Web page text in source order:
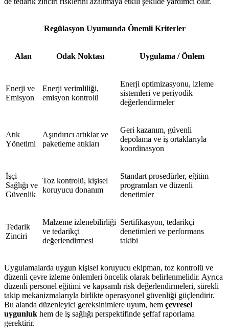
Regülasyon Uyumunda Önemli Kriterler
Alan Odak Noktası Uygulama / Önlem
Enerji ve
Emisyon
Enerji verimliliği,
emisyon kontrolü
Enerji optimizasyonu, izleme
sistemleri ve periyodik
değerlendirmeler
Atık
Yönetimi
Aşındırıcı artıklar ve
paketleme atıkları
Geri kazanım, güvenli
depolama ve iş ortaklarıyla
koordinasyon
İşçi
Sağlığı ve
Güvenlik
Toz kontrolü, kişisel
koruyucu donanım
Standart prosedürler, eğitim
programları ve düzenli
denetimler
Tedarik
Zinciri
Malzeme izlenebilirliği
ve tedarikçi
değerlendirmesi
Sertifikasyon, tedarikçi
denetimleri ve performans
takibi
Uygulamalarda uygun kişisel koruyucu ekipman, toz kontrolü ve
düzenli çevre izleme önlemleri öncelik olarak belirlenmelidir. Ayrıca
düzenli personel eğitimi ve kapsamlı risk değerlendirmeleri, sürekli
takip mekanizmalarıyla birlikte operasyonel güvenliği güçlendirir.
Bu alanda düzenleyici gereksinimlere uyum, hem çevresel
uygunluk hem de iş sağlığı perspektifinde şeffaf raporlama
gerektirir.